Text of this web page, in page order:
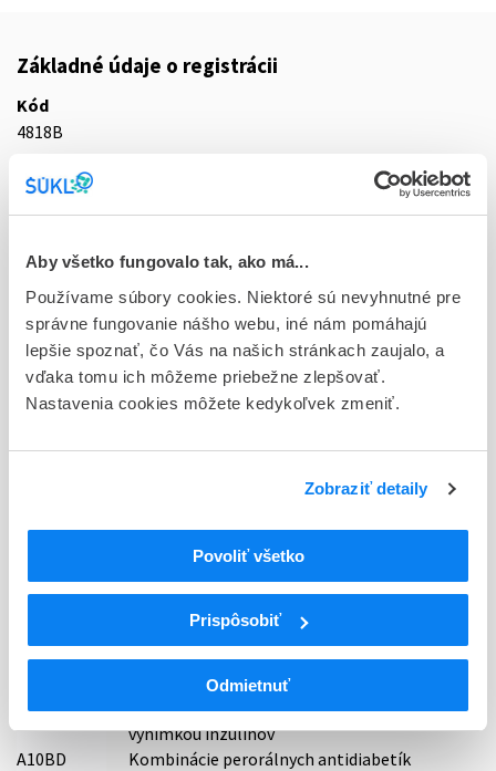
Aby všetko fungovalo tak, ako má...
Používame súbory cookies. Niektoré sú nevyhnutné pre
správne fungovanie nášho webu, iné nám pomáhajú
lepšie spoznať, čo Vás na našich stránkach zaujalo, a
vďaka tomu ich môžeme priebežne zlepšovať.
Nastavenia cookies môžete kedykoľvek zmeniť.
Zobraziť detaily
Povoliť všetko
Prispôsobiť
Odmietnuť
Základné údaje o registrácii
Kód
4818B
Registračné číslo
Doplnok
Stav
E - EU registrácia
Typ registračnej procedúry
18 - ANTIDIABETICA (VRÁTANE INZULÍNU)
TRÁVIACI TRAKT A METABOLIZMUS
ANTIDIABETIKÁ
Liečivá znižujúce hladinu glukózy v krvi s
výnimkou inzulínov
A10BD
Kombinácie perorálnych antidiabetík